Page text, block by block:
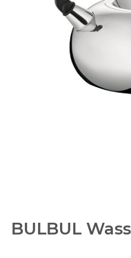
BULBUL